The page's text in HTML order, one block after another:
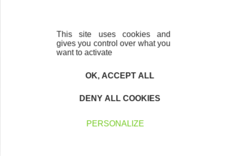
This site uses cookies and
gives you control over what you
want to activate
OK, ACCEPT ALL
DENY ALL COOKIES
PERSONALIZE